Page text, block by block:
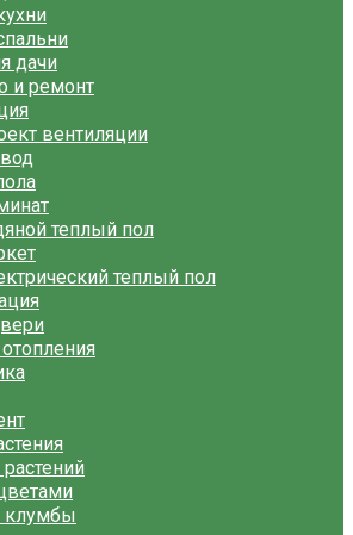
дачи
и ремонт
вентиляции
теплый пол
теплый пол
клумбы